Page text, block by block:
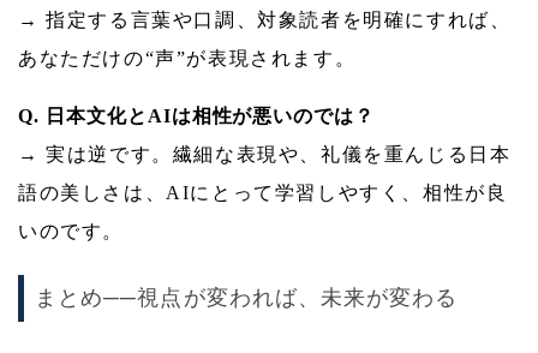
→ 指定する言葉や口調、対象読者を明確にすれば、
あなただけの“声”が表現されます。
Q. 日本文化とAIは相性が悪いのでは？
→ 実は逆です。繊細な表現や、礼儀を重んじる日本
語の美しさは、AIにとって学習しやすく、相性が良
いのです。
まとめ──視点が変われば、未来が変わる